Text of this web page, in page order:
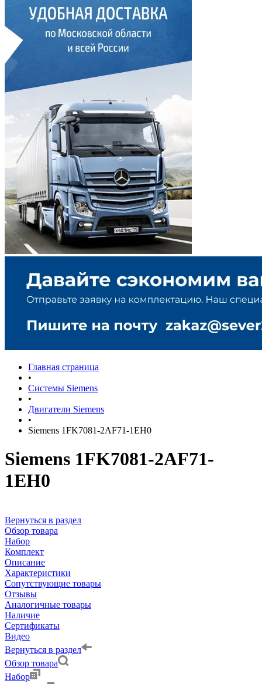
Главная страница
•
Системы Siemens
•
Двигатели Siemens
•
Siemens 1FK7081-2AF71-1EH0
Siemens 1FK7081-2AF71-
1EH0
Вернуться в раздел
Обзор товара
Набор
Комплект
Описание
Характеристики
Сопутствующие товары
Отзывы
Аналогичные товары
Наличие
Сертификаты
Видео
Вернуться в раздел
Обзор товара
Набор